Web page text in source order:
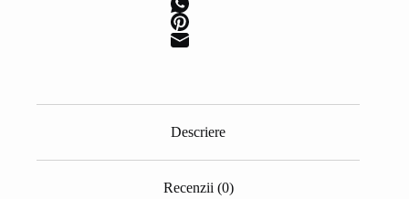
Descriere
Recenzii (0)